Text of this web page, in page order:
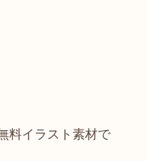
料イラスト素材で